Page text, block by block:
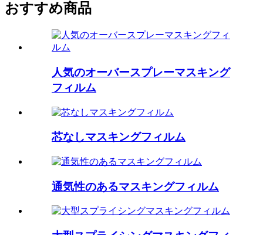
おすすめ商品
人気のオーバースプレーマスキング
フィルム
芯なしマスキングフィルム
通気性のあるマスキングフィルム